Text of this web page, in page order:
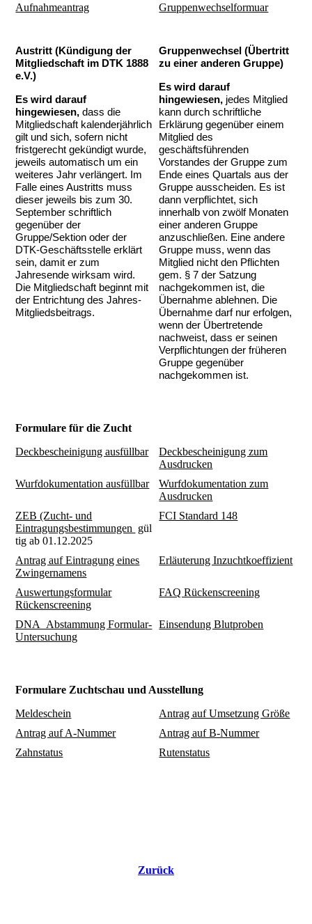
Aufnahmeantrag Gruppenwechselformuar
Austritt (Kündigung der
Mitgliedschaft im DTK 1888
e.V.)
Es wird darauf
hingewiesen, dass die
Mitgliedschaft kalenderjährlich
gilt und sich, sofern nicht
fristgerecht gekündigt wurde,
jeweils automatisch um ein
weiteres Jahr verlängert. Im
Falle eines Austritts muss
dieser jeweils bis zum 30.
September schriftlich
gegenüber der
Gruppe/Sektion oder der
DTK-Geschäftsstelle erklärt
sein, damit er zum
Jahresende wirksam wird.
Die Mitgliedschaft beginnt mit
der Entrichtung des Jahres-
Mitgliedsbeitrags.
Gruppenwechsel (Übertritt
zu einer anderen Gruppe)
Es wird darauf
hingewiesen, jedes Mitglied
kann durch schriftliche
Erklärung gegenüber einem
Mitglied des
geschäftsführenden
Vorstandes der Gruppe zum
Ende eines Quartals aus der
Gruppe ausscheiden. Es ist
dann verpflichtet, sich
innerhalb von zwölf Monaten
einer anderen Gruppe
anzuschließen. Eine andere
Gruppe muss, wenn das
Mitglied nicht den Pflichten
gem. § 7 der Satzung
nachgekommen ist, die
Übernahme ablehnen. Die
Übernahme darf nur erfolgen,
wenn der Übertretende
nachweist, dass er seinen
Verpflichtungen der früheren
Gruppe gegenüber
nachgekommen ist.
Formulare für die Zucht
Deckbescheinigung ausfüllbar
Deckbescheinigung zum
Ausdrucken
Wurfdokumentation ausfüllbar
Wurfdokumentation zum
Ausdrucken
ZEB (Zucht- und
Eintragungsbestimmungen gül
tig ab 01.12.2025
FCI Standard 148
Antrag auf Eintragung eines
Zwingernamens
Erläuterung Inzuchtkoeffizient
Auswertungsformular
Rückenscreening
FAQ Rückenscreening
DNA_Abstammung Formular-
Untersuchung
Einsendung Blutproben
Formulare Zuchtschau und Ausstellung
Meldeschein
Antrag auf Umsetzung Größe
Antrag auf A-Nummer
Antrag auf B-Nummer
Zahnstatus
Rutenstatus
Zurück